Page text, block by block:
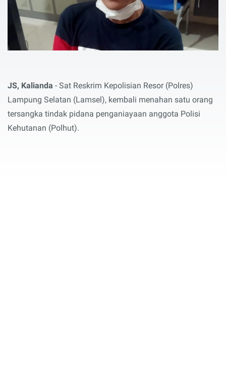
JS, Kalianda - Sat Reskrim Kepolisian Resor (Polres)
Lampung Selatan (Lamsel), kembali menahan satu orang
tersangka tindak pidana penganiayaan anggota Polisi
Kehutanan (Polhut).